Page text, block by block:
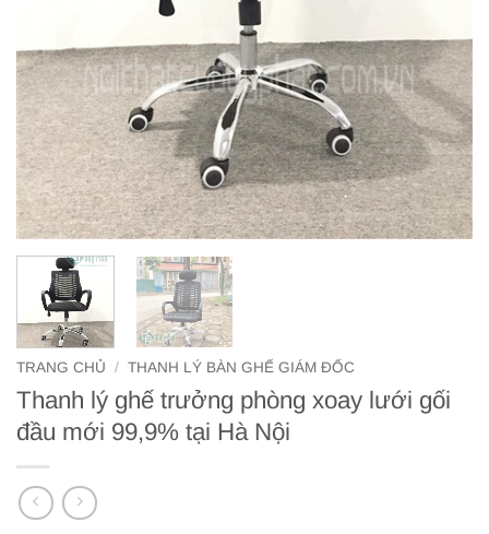
TRANG CHỦ / THANH LÝ BÀN GHẾ GIÁM ĐỐC
Thanh lý ghế trưởng phòng xoay lưới gối
đầu mới 99,9% tại Hà Nội